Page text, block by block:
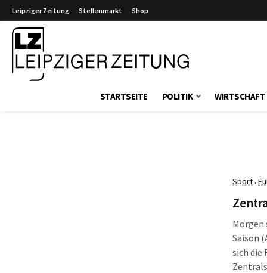
Leipziger Zeitung Stellenmarkt Shop
STARTSEITE POLITIK WIRTSCHAFT
Sport·
Morgen
Saison
sich die